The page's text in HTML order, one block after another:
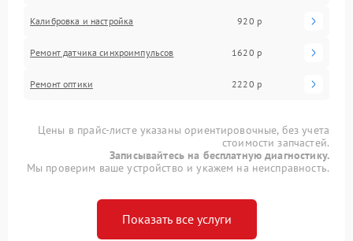
Калибровка и настройка 920 р
Ремонт датчика синхроимпульсов 1620 р
Ремонт оптики 2220 р
Цены в прайс-листе указаны ориентировочные, без учета
стоимости запчастей.
Записывайтесь на бесплатную диагностику.
Мы проверим ваше устройство и укажем на неисправность.
Показать все услуги